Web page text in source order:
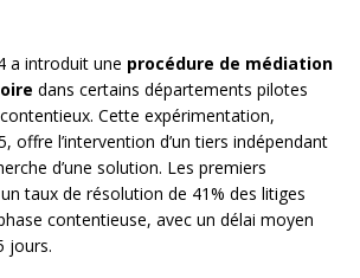
a introduit une procédure de médiation
dans certains départements pilotes
Cette expérimentation,
offre l’intervention d’un tiers indépendant
d’une solution. Les premiers
taux de résolution de 41% des litiges
contentieuse, avec un délai moyen
jours.